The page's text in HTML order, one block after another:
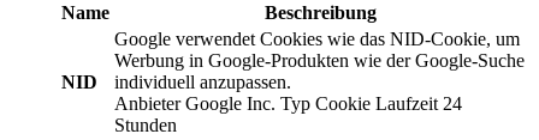
Name
Beschreibung
NID
Google verwendet Cookies wie das NID-Cookie, um
Werbung in Google-Produkten wie der Google-Suche
individuell anzupassen.
Anbieter Google Inc. Typ Cookie Laufzeit 24
Stunden